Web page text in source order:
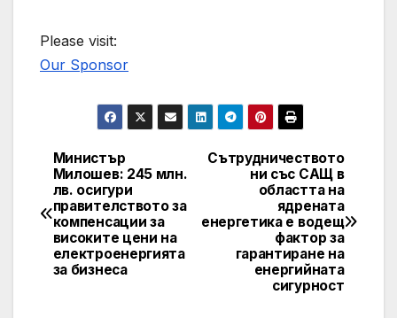
Please visit:
Our Sponsor
Post
navigation
Сътрудничеството
ни със САЩ в
областта на
ядрената
енергетика е водещ
фактор за
гарантиране на
енергийната
сигурност
Министър
Милошев: 245 млн.
лв. осигури
правителството за
компенсации за
високите цени на
електроенергията
за бизнеса